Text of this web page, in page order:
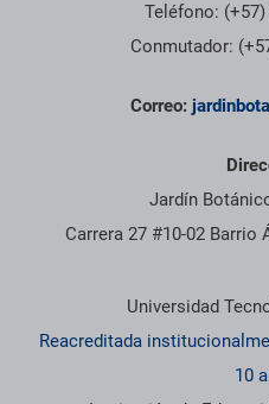
Teléfono:
Conmutador:
Correo:
Jardín
Carrera 27 #10-02 Barrio
Información
Universidad
Reacreditada
10